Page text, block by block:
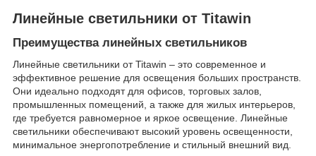
Линейные светильники от Titawin
Преимущества линейных светильников
Линейные светильники от Titawin – это современное и
эффективное решение для освещения больших пространств.
Они идеально подходят для офисов, торговых залов,
промышленных помещений, а также для жилых интерьеров,
где требуется равномерное и яркое освещение. Линейные
светильники обеспечивают высокий уровень освещенности,
минимальное энергопотребление и стильный внешний вид.